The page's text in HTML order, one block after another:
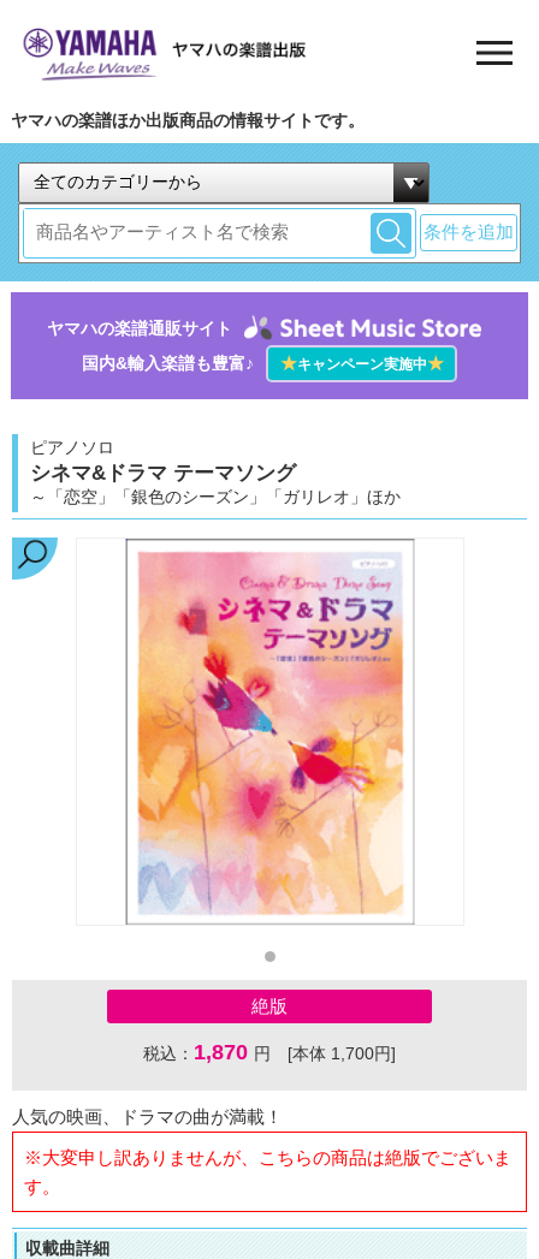
ヤマハの楽譜ほか出版商品の情報サイトです。
条件を追加
ヤマハの楽譜通販サイト
国内&輸入楽譜も豊富♪
★キャンペーン実施中★
ピアノソロ
シネマ&ドラマ テーマソング
～「恋空」「銀色のシーズン」「ガリレオ」ほか
絶版
税込： 1,870 円 [本体 1,700円]
人気の映画、ドラマの曲が満載！
※大変申し訳ありませんが、こちらの商品は絶版でございま
す。
収載曲詳細